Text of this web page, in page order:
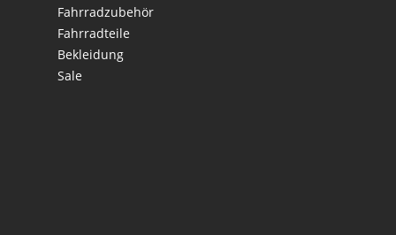
Fahrradzubehör
Fahrradteile
Bekleidung
Sale